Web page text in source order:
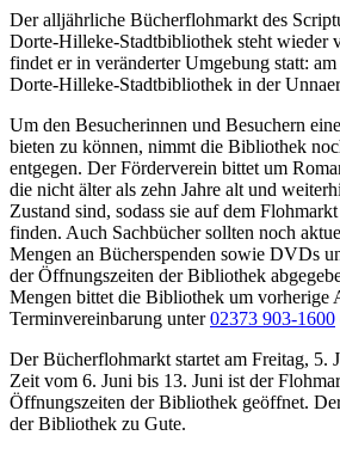
Der alljährliche Bücherflohmarkt des
Dorte-Hilleke-Stadtbibliothek steht wieder
findet er in veränderter Umgebung statt:
Dorte-Hilleke-Stadtbibliothek in der
Um den Besucherinnen und Besuchern
bieten zu können, nimmt die Bibliothek
entgegen. Der Förderverein bittet um
die nicht älter als zehn Jahre alt und
Zustand sind, sodass sie auf dem
finden. Auch Sachbücher sollten noch
Mengen an Bücherspenden sowie DVDs
der Öffnungszeiten der Bibliothek
Mengen bittet die Bibliothek um vorherige
Terminvereinbarung unter02373 903-1600
Der Bücherflohmarkt startet am Freitag, 5.
Zeit vom 6. Juni bis 13. Juni ist der
Öffnungszeiten der Bibliothek geöffnet.
der Bibliothek zu Gute.